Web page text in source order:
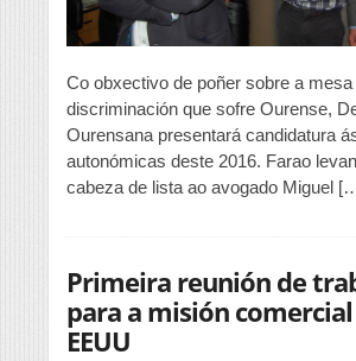
Co obxectivo de poñer sobre a mesa
discriminación que sofre Ourense,
Ourensana presentará candidatura
autonómicas deste 2016. Farao
cabeza de lista ao avogado Miguel
Primeira reunión de
para a misión comercial
EEUU